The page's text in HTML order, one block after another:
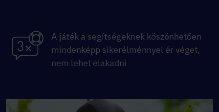
A játék a segítségeknek köszönhetően
mindenképp sikerélménnyel ér véget,
nem lehet elakadni